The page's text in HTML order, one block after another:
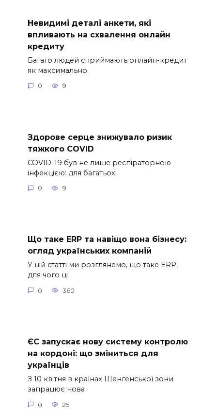
Невидимі деталі анкети, які
впливають на схвалення онлайн
кредиту
Багато людей сприймають онлайн-кредит
як максимально
0 9
Здорове серце знижувало ризик
тяжкого COVID
COVID-19 був не лише респіраторною
інфекцією: для багатьох
0 9
Що таке ERP та навіщо вона бізнесу:
огляд українських компаній
У цій статті ми розглянемо, що таке ERP,
для чого ці
0 360
ЄС запускає нову систему контролю
на кордоні: що зміниться для
українців
З 10 квітня в країнах Шенгенської зони
запрацює нова
0 25